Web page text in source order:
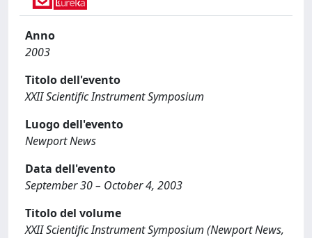
Anno
2003
Titolo dell'evento
XXII Scientific Instrument Symposium
Luogo dell'evento
Newport News
Data dell'evento
September 30 – October 4, 2003
Titolo del volume
XXII Scientific Instrument Symposium (Newport News,